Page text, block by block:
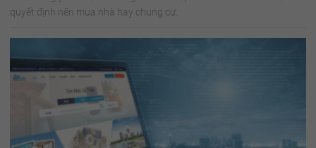
quyết định nên mua nhà hay chung cư.